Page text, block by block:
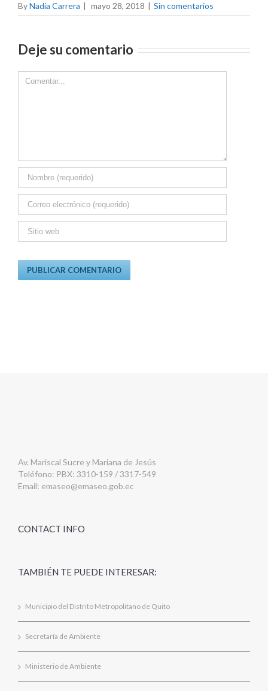
ByNadia Carrera | mayo 28, 2018 | Sin comentarios
Deje su comentario
Comment
Av. Mariscal Sucre y Mariana de Jesús
Teléfono: PBX: 3310-159 / 3317-549
Email: emaseo@emaseo.gob.ec
CONTACT INFO
TAMBIÉN TE PUEDE INTERESAR:
Municipio del Distrito Metropolitano de Quito
Secretaría de Ambiente
Ministerio de Ambiente